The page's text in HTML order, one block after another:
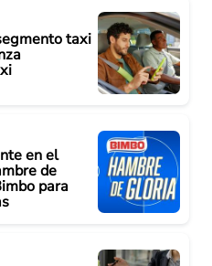
taxi
en el
de
para